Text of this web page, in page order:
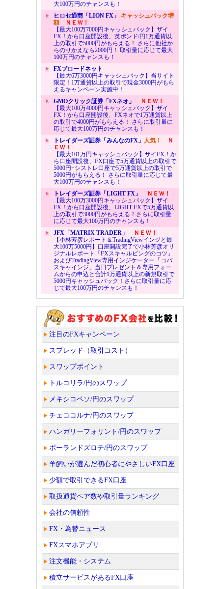
大100万円のチャンスも！
ヒロセ通商「LION FX」 キャッシュバック増
額ＮＥＷ！
【最大100万7000円キャッシュバック】ザイ
FX！から口座開設後、英ポンド/円1万通貨以
上の取引で5000円がもらえる！ さらに他社か
らのりかえなら2000円！ 取引量に応じて最大
100万円のチャンスも！
FXブロードネット
【最大6万3000円キャッシュバック】当サイト
限定！1万通貨以上の取引で現金3000円がもら
えるキャンペーン実施中！
GMOクリック証券「FXネオ」
ＮＥＷ！
【最大100万4000円キャッシュバック】ザイ
FX！から口座開設後、FXネオで1万通貨以上
の取引で4000円がもらえる！ さらに取引量に
応じて最大100万円のチャンスも！
トレイダーズ証券「みんなのFX」 人気！
Ｎ
ＥＷ！
【最大101万円キャッシュバック】ザイFX！か
ら口座開設後、FX口座で5万通貨以上の取引で
5000円+シストレ口座で5万通貨以上の取引で
5000円がもらえる！ さらに取引量に応じて最
大100万円のチャンスも！
トレイダーズ証券「LIGHT FX」
ＮＥＷ！
【最大100万3000円キャッシュバック】ザイ
FX！から口座開設後、LIGHT FXで5万通貨以
上の取引で3000円がもらえる！さらに取引量
に応じて最大100万円のチャンスも！
JFX「MATRIX TRADER」
ＮＥＷ！
【小林芳彦レポート＆TradingViewインジと最
大100万5000円】口座開設完了で小林芳彦オリ
ジナルレポート「FXスキャルピングのコツ」
およびTradingView専用インジケーター「コバ
スキャインジ」当日プレゼント＆専用フォー
ムからの申込と合計1万通貨以上の新規取引で
5000円キャッシュバック！さらに取引量に応
じて最大100万円のチャンスも！
注目のFXキャンペーン
スプレッド（取引コスト）
スワップポイント
トルコリラ/円のスワップ
メキシコペソ/円のスワップ
チェココルナ/円のスワップ
ハンガリーフォリント/円のスワップ
ポーランドズロチ/円のスワップ
羊飼いが選んだ初心者にやさしいFX口座
少額で取引できるFX口座
取扱通貨ペア数や取引量ランキング
会社の信頼性
FX・為替ニュース
FXスマホアプリ
注文機能・システム
積立サービスがあるFX口座